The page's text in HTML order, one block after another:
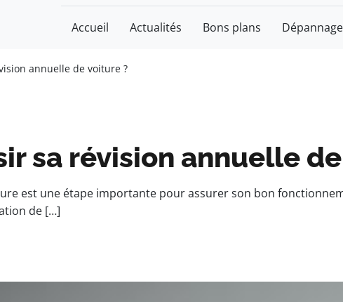
Accueil Actualités Bons plans Dépannage
annuelle de voiture ?
sa révision annuelle
est une étape importante pour assurer son bon
de […]